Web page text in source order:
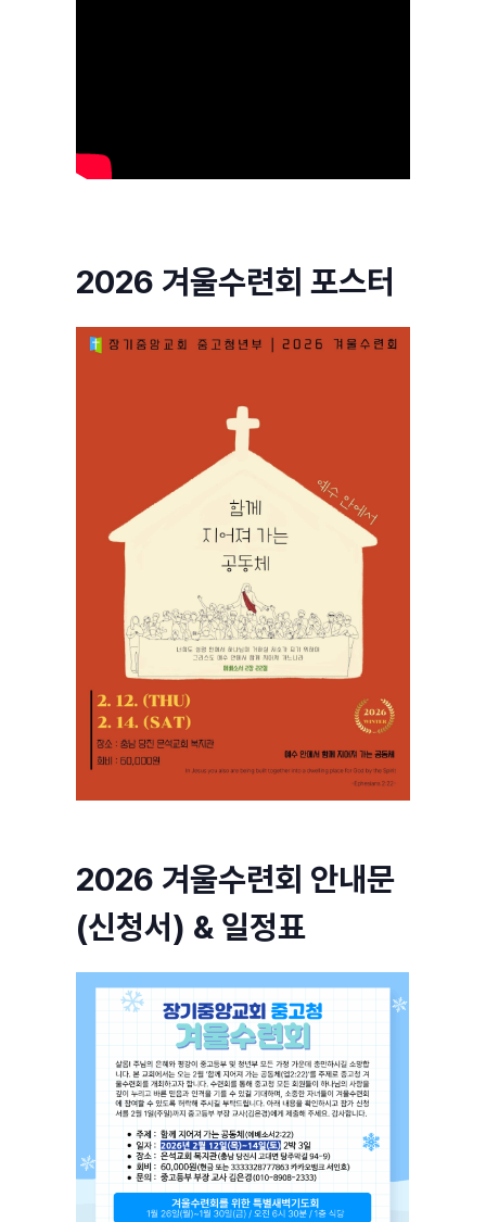
2026 겨울수련회 포스터
2026 겨울수련회 안내문
(신청서) & 일정표